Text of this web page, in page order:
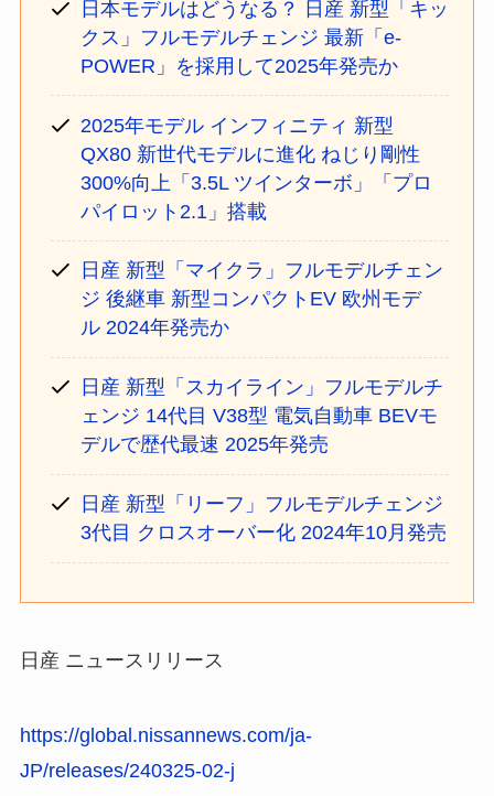
日本モデルはどうなる？ 日産 新型「キッ
クス」フルモデルチェンジ 最新「e-
POWER」を採用して2025年発売か
2025年モデル インフィニティ 新型
QX80 新世代モデルに進化 ねじり剛性
300%向上「3.5L ツインターボ」「プロ
パイロット2.1」搭載
日産 新型「マイクラ」フルモデルチェン
ジ 後継車 新型コンパクトEV 欧州モデ
ル 2024年発売か
日産 新型「スカイライン」フルモデルチ
ェンジ 14代目 V38型 電気自動車 BEVモ
デルで歴代最速 2025年発売
日産 新型「リーフ」フルモデルチェンジ
3代目 クロスオーバー化 2024年10月発売
日産 ニュースリリース
https://global.nissannews.com/ja-
JP/releases/240325-02-j